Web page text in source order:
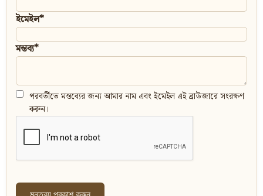
ইমেইল*
মন্তব্য*
পরবর্তীতে মন্তব্যের জন্য আমার নাম এবং ইমেইল এই ব্রাউজারে সংরক্ষণ
করুন।